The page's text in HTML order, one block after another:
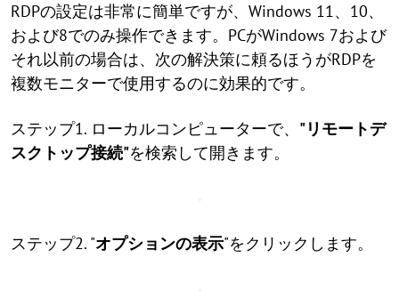
RDPの設定は非常に簡単ですが、Windows 11、10、
および8でのみ操作できます。PCがWindows 7および
それ以前の場合は、次の解決策に頼るほうがRDPを
複数モニターで使用するのに効果的です。
ステップ1. ローカルコンピューターで、 "リモートデ
スクトップ接続"を検索して開きます。
ステップ2. "オプションの表示"をクリックします。